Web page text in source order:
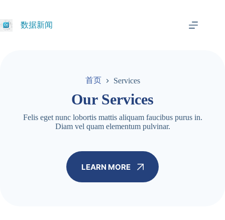
内
数据新闻
首页 Services
Our Services
Felis eget nunc lobortis mattis aliquam faucibus purus in.
Diam vel quam elementum pulvinar.
LEARN MORE